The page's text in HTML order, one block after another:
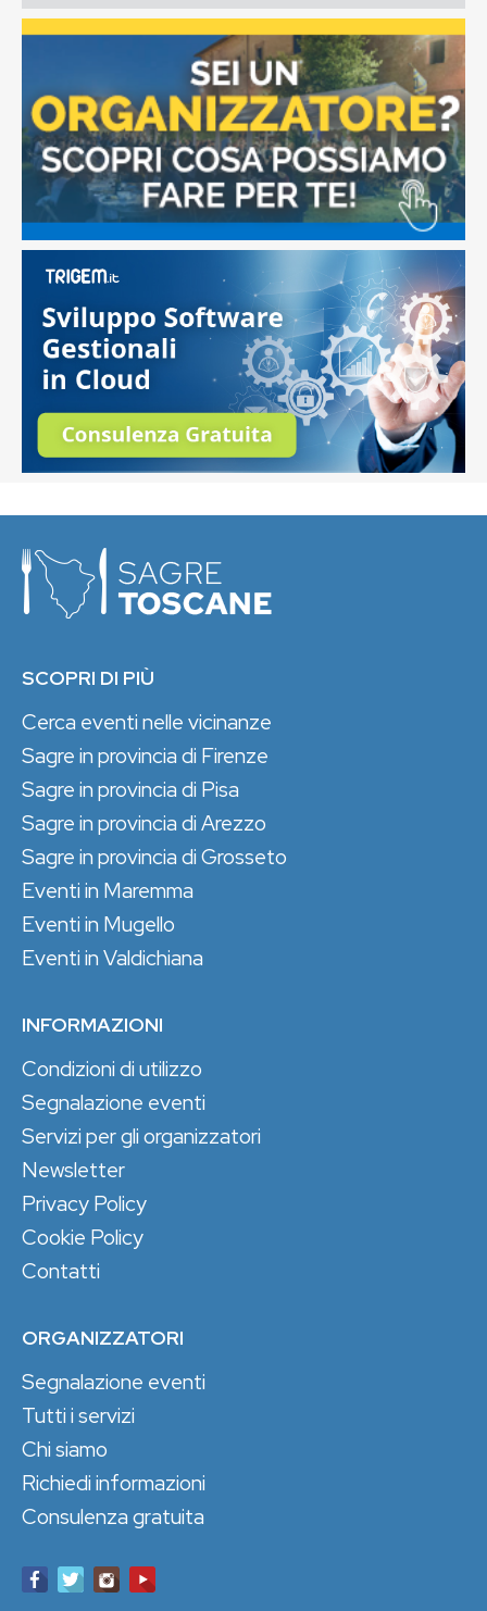
SCOPRI DI PIÙ
Cerca eventi nelle vicinanze
Sagre in provincia di Firenze
Sagre in provincia di Pisa
Sagre in provincia di Arezzo
Sagre in provincia di Grosseto
Eventi in Maremma
Eventi in Mugello
Eventi in Valdichiana
INFORMAZIONI
Condizioni di utilizzo
Segnalazione eventi
Servizi per gli organizzatori
Newsletter
Privacy Policy
Cookie Policy
Contatti
ORGANIZZATORI
Segnalazione eventi
Tutti i servizi
Chi siamo
Richiedi informazioni
Consulenza gratuita